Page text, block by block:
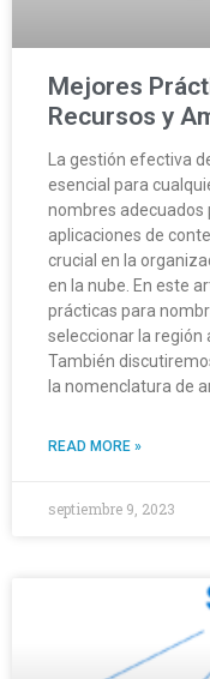
Mejores
Recursos y
La gestión efectiva
esencial para
nombres adecuados
aplicaciones de
crucial en la
en la nube. En este
prácticas para
seleccionar la región
También
la nomenclatura de
READ MORE »
septiembre 9, 2023